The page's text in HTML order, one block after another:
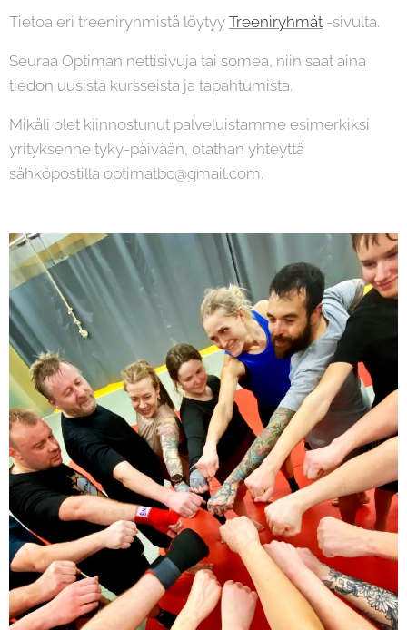
Tietoa eri treeniryhmistä löytyy Treeniryhmät -sivulta.
Seuraa Optiman nettisivuja tai somea, niin saat aina
tiedon uusista kursseista ja tapahtumista.
Mikäli olet kiinnostunut palveluistamme esimerkiksi
yrityksenne tyky-päivään, otathan yhteyttä
sähköpostilla optimatbc@gmail.com.